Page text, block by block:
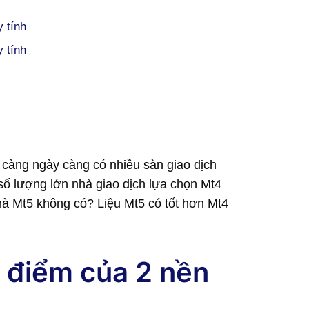
tính
tính
ngày càng có nhiều sàn giao dịch
lượng lớn nhà giao dịch lựa chọn Mt4
Mt5 không có? Liệu Mt5 có tốt hơn Mt4
của 2 nền